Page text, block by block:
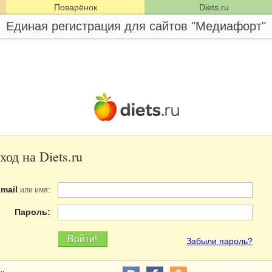
Поварёнок Diets.ru
Единая регистрация для сайтов "Медиафорт"
на Diets.ru
или имя:
Пароль:
Забыли пароль?